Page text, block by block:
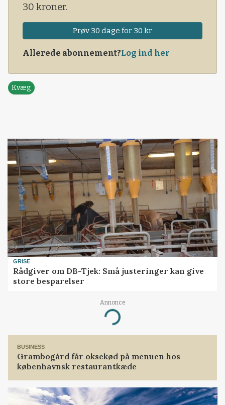
30 kroner.
Prøv 30 dage for 30 kr
Allerede abonnement?Log ind her
Kvæg
GRISE
Rådgiver om DB-Tjek: Små justeringer kan give
store besparelser
Annonce
Loading...
BUSINESS
Grambogård får oksekød på menuen hos
københavnsk restaurantkæde